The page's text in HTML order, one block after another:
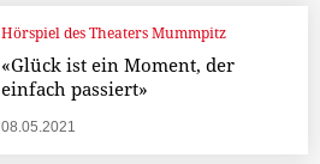
Hörspiel des Theaters Mummpitz
«Glück ist ein Moment, der
einfach passiert»
08.05.2021